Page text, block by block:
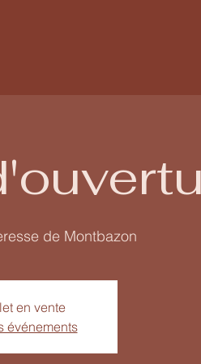
de Montbazon
en vente
événements